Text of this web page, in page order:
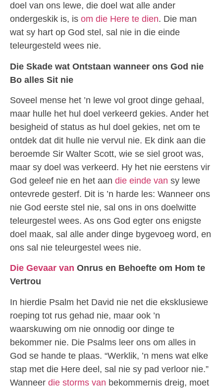
doel van ons lewe, die doel wat alle ander
ondergeskik is, is om die Here te dien. Die man
wat sy hart op God stel, sal nie in die einde
teleurgesteld wees nie.
Die Skade wat Ontstaan wanneer ons God nie
Bo alles Sit nie
Soveel mense het ’n lewe vol groot dinge gehaal,
maar hulle het hul doel verkeerd gekies. Ander het
besigheid of status as hul doel gekies, net om te
ontdek dat dit hulle nie vervul nie. Ek dink aan die
beroemde Sir Walter Scott, wie se siel groot was,
maar sy doel was verkeerd. Hy het nie eerstens vir
God geleef nie en het aan die einde van sy lewe
ontevrede gesterf. Dit is ’n harde les: Wanneer ons
nie God eerste stel nie, sal ons in ons doelwitte
teleurgestel wees. As ons God egter ons enigste
doel maak, sal alle ander dinge bygevoeg word, en
ons sal nie teleurgestel wees nie.
Die Gevaar van Onrus en Behoefte om Hom te
Vertrou
In hierdie Psalm het David nie net die eksklusiewe
roeping tot rus gehad nie, maar ook ’n
waarskuwing om nie onnodig oor dinge te
bekommer nie. Die Psalms leer ons om alles in
God se hande te plaas. “Werklik, ’n mens wat elke
stap met die Here deel, sal nie sy pad verloor nie.”
Wanneer die storms van bekommernis dreig, moet